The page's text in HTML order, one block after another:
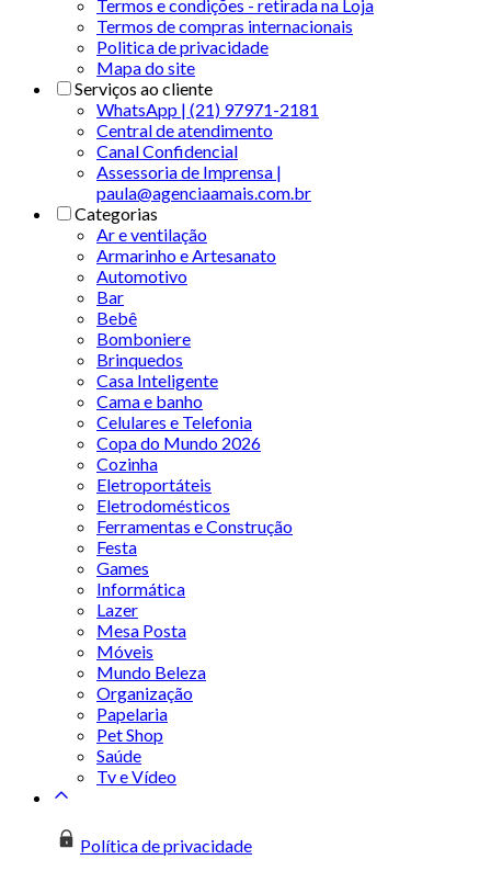
Termos e condições - retirada na Loja
Termos de compras internacionais
Politica de privacidade
Mapa do site
Serviços ao cliente
WhatsApp | (21) 97971-2181
Central de atendimento
Canal Confidencial
Assessoria de Imprensa |
paula@agenciaamais.com.br
Categorias
Ar e ventilação
Armarinho e Artesanato
Automotivo
Bar
Bebê
Bomboniere
Brinquedos
Casa Inteligente
Cama e banho
Celulares e Telefonia
Copa do Mundo 2026
Cozinha
Eletroportáteis
Eletrodomésticos
Ferramentas e Construção
Festa
Games
Informática
Lazer
Mesa Posta
Móveis
Mundo Beleza
Organização
Papelaria
Pet Shop
Saúde
Tv e Vídeo
Política de privacidade